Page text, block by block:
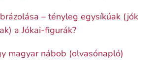
– tényleg egysíkúak (jók
a Jókai-figurák?
magyar nábob (olvasónapló)